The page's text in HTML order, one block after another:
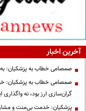
آخرین اخبار
صمصامی خطاب به پزشکیان: به
صمصامی خطاب به پزشکیان:
گران‌سازی ارز بود، نه واگذاری
پزشکیان: خدمت بی‌منت و